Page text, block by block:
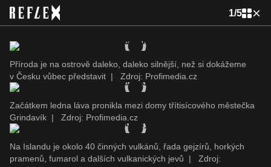
1/5
Příroda je na ostrově daleko, daleko silnější, než si dokážeme
v Česku vůbec představit | Zdroj: Profimedia.cz
Začátkem ledna láva pronikla mezi domy třítisícového městečka
Grindavík | Zdroj: Profimedia.cz
Na Islandu je okolo 40 činných vulkánů, řada gejzírů, horkých
pramenů, fumarol a dalších vulkanických jevů
|
Zdroj: